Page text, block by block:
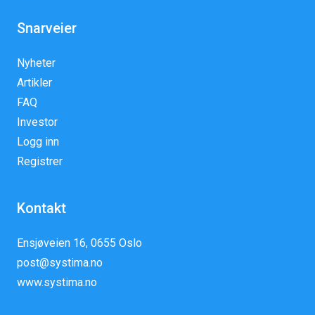
Snarveier
Nyheter
Artikler
FAQ
Investor
Logg inn
Registrer
Kontakt
Ensjøveien 16, 0655 Oslo
post@systima.no
www.systima.no